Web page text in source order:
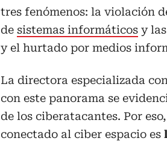
tres fenómenos: la violación
de sistemas informáticos y
y el hurtado por medios
La directora especializada
con este panorama se
de los ciberatacantes. Por
conectado al ciber espacio es